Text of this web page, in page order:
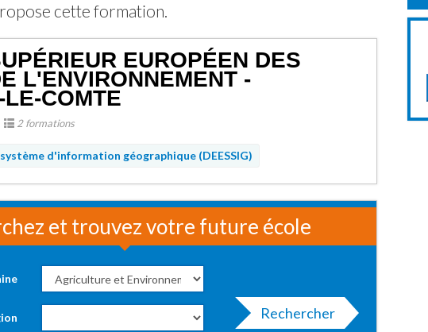
cette formation.
EUROPÉEN DES
L'ENVIRONNEMENT -
LE-COMTE
2 formations
d'information géographique (DEESSIG)
et trouvez votre future école
Rechercher